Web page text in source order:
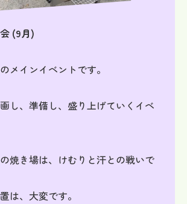
(9月)
メインイベントです。
し、準備し、盛り上げていくイベ
焼き場は、けむりと汗との戦いで
は、大変です。